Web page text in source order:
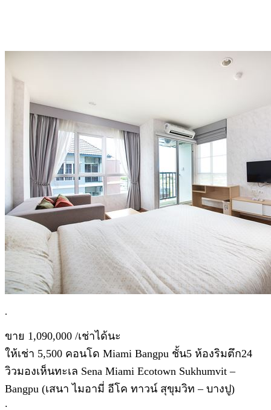
.
ขาย 1,090,000 /เช่าได้นะ
ให้เช่า 5,500 คอนโด Miami Bangpu ชั้น5 ห้องริมตึก24
วิวมองเห็นทะเล Sena Miami Ecotown Sukhumvit –
Bangpu (เสนา ไมอามี่ อีโค ทาวน์ สุขุมวิท – บางปู)
.